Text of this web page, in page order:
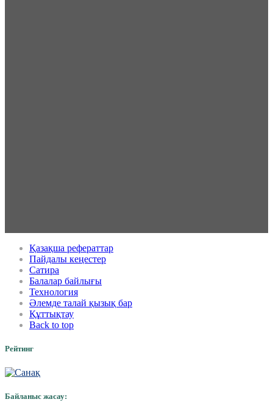
Қазақша рефераттар
Пайдалы кеңестер
Сатира
Балалар байлығы
Технология
Әлемде талай қызық бар
Құттықтау
Back to top
Рейтинг
Байланыс жасау: